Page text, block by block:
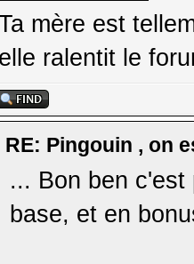
mère est
elle ralentit le
RE: Pingouin , on
... Bon ben
base, et en